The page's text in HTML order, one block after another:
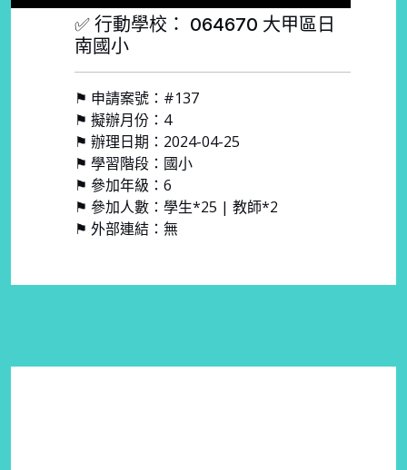
✅ 行動學校： 064670 大甲區日
南國小
⚑ 申請案號：#137
⚑ 擬辦月份：4
⚑ 辦理日期：2024-04-25
⚑ 學習階段：國小
⚑ 參加年級：6
⚑ 參加人數：學生*25 | 教師*2
⚑ 外部連結：無